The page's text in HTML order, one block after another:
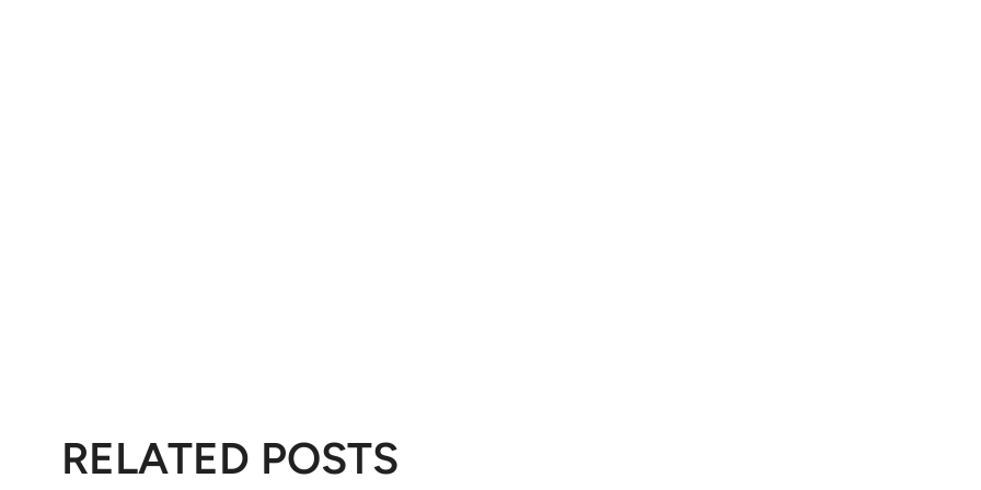
RELATED POSTS